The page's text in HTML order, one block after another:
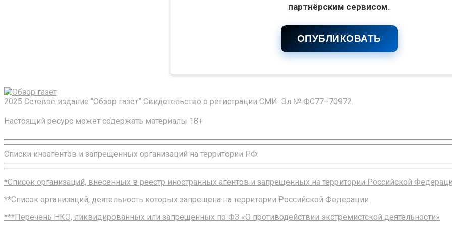
партнёрским сервисом.
ОПУБЛИКОВАТЬ
2025 Сетевое издание “Обзор газет” Свидетельство о регистрации СМИ: Эл № ФС77–70972.
Настоящий ресурс может содержать материалы 18+
Списки иноагентов и запрещенных организаций на территории РФ:
*Список организаций, внесенных в реестр иностранных агентов и запрещенных на территории Российской
**Список организаций, деятельность которых запрещена на территории Российской Федерации
***Перечень НКО, ликвидированных или запрещенных по ФЗ «О противодействии экстремистской деятельности»